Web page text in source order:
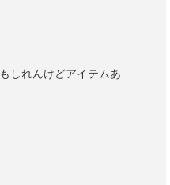
しれんけどアイテムあ